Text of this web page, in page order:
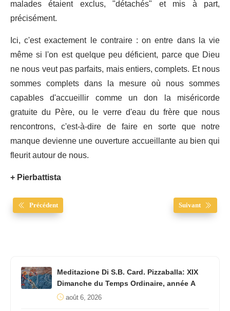
malades étaient exclus, "détachés" et mis à part,
précisément.
Ici, c'est exactement le contraire : on entre dans la vie
même si l'on est quelque peu déficient, parce que Dieu
ne nous veut pas parfaits, mais entiers, complets. Et nous
sommes complets dans la mesure où nous sommes
capables d'accueillir comme un don la miséricorde
gratuite du Père, ou le verre d'eau du frère que nous
rencontrons, c'est-à-dire de faire en sorte que notre
manque devienne une ouverture accueillante au bien qui
fleurit autour de nous.
+ Pierbattista
Précédent Suivant
Meditazione Di S.B. Card. Pizzaballa: XIX
Dimanche du Temps Ordinaire, année A
août 6, 2026